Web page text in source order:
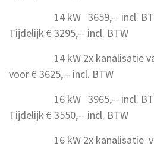
14 kW 3659,-- incl.
Tijdelijk € 3295,-- incl. BTW
14 kW 2x kanalisatie van
voor € 3625,-- incl. BTW
16 kW 3965,-- incl. BTW
Tijdelijk € 3550,-- incl. BTW
16 kW 2x kanalisatie